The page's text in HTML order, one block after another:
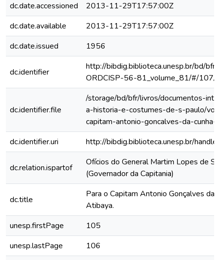
dc.date.accessioned
2013-11-29T17:57:00Z
dc.date.available
2013-11-29T17:57:00Z
dc.date.issued
1956
dc.identifier
http://bibdig.biblioteca.unesp.br/bd/
ORDCISP-56-81_volume_81/#/107/
dc.identifier.file
/storage/bd/bfr/livros/documentos-
a-historia-e-costumes-de-s-paulo/
capitam-antonio-goncalves-da-cunha-
dc.identifier.uri
http://bibdig.biblioteca.unesp.br/
dc.relation.ispartof
Ofícios do General Martim Lopes de
(Governador da Capitania)
dc.title
Para o Capitam Antonio Gonçalves da
Atibaya.
unesp.firstPage
105
unesp.lastPage
106